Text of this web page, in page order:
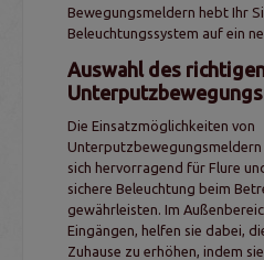
Bewegungsmeldern hebt Ihr
Beleuchtungssystem auf ein
Auswahl des
Die Einsatzmöglichkeiten von
Unterputzbewegungsmeldern
sich hervorragend für Flure
sichere Beleuchtung beim
gewährleisten. Im
Eingängen, helfen sie dabei,
Zuhause zu erhöhen, indem